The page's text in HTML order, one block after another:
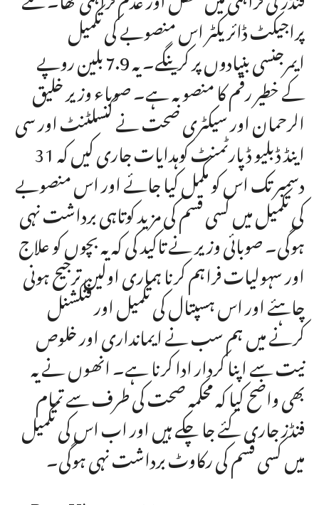
پراجیکٹ ڈائریکٹر اس منصوبے کی تکمیل
ایمرجنسی بنیادوں پر کرینگے۔ یہ 7.9 بلین روپے
کے خطیر رقم کا منصوبہ ہے۔ صوباء وزیر خلیق
الرحمان اور سیکٹری صحت نے کنسلٹنٹ اور سی
اینڈ ڈبلیو ڈپارٹمنٹ کوہدایات جاری کیں کہ 31
دسمبر تک اس کو مکمل کیا جائے اور اس منصوبے
کی تکمیل میں کسی قسم کی مزید کوتاہی برداشت نہی
ہوگی۔ صوبائی وزیر نے تاکید کی کہ یہ بچوں کو علاج
اور سہولیات فراہم کرنا ہماری اولین ترجیح ہونی
چاہئے اور اس ہسپتال کی تکمیل اور فنکشنل
کرنے میں ہم سب نے ایمانداری اور خلوص
نیت سے اپنا کردار ادا کرنا ہے۔ انھوں نے یہ
بھی واضح کیا کہ محکمہ صحت کی طرف سے تمام
فنڈز جاری کئے جا چکے ہیں اور اب اس کی تکمیل
میں کسی قسم کی رکاوٹ برداشت نہی ہوگی۔